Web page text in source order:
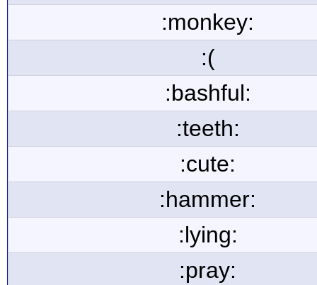
:monkey:
:(
:bashful:
:teeth:
:cute:
:hammer:
:lying:
:pray: